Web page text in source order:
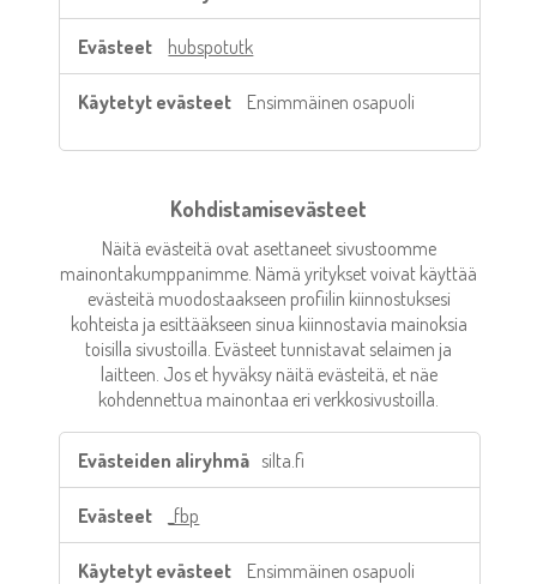
hubspotutk
Ensimmäinen osapuoli
Kohdistamisevästeet
Näitä evästeitä ovat asettaneet sivustoomme
mainontakumppanimme. Nämä yritykset voivat käyttää
evästeitä muodostaakseen profiilin kiinnostuksesi
kohteista ja esittääkseen sinua kiinnostavia mainoksia
toisilla sivustoilla. Evästeet tunnistavat selaimen ja
laitteen. Jos et hyväksy näitä evästeitä, et näe
kohdennettua mainontaa eri verkkosivustoilla.
Kohdistamisevästeet
silta.fi
_fbp
Ensimmäinen osapuoli